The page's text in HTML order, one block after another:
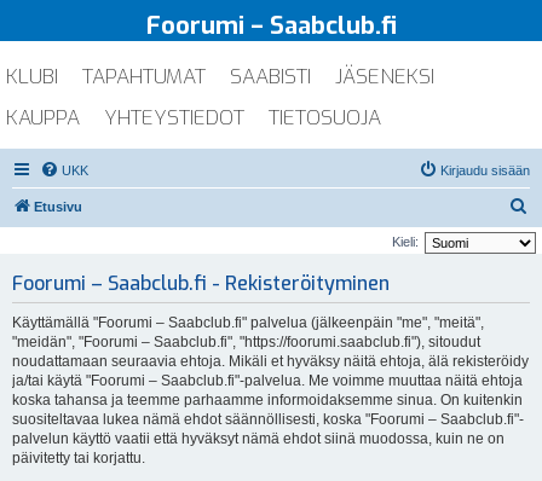
Foorumi – Saabclub.fi
KLUBI TAPAHTUMAT SAABISTI
JÄSENEKSI
KAUPPA
YHTEYSTIEDOT TIETOSUOJA
UKK Kirjaudu sisään
Etusivu
t
Kieli:
Foorumi – Saabclub.fi - Rekisteröityminen
Käyttämällä "Foorumi – Saabclub.fi" palvelua (jälkeenpäin "me", "meitä",
"meidän", "Foorumi – Saabclub.fi", "https://foorumi.saabclub.fi"), sitoudut
noudattamaan seuraavia ehtoja. Mikäli et hyväksy näitä ehtoja, älä rekisteröidy
ja/tai käytä "Foorumi – Saabclub.fi"-palvelua. Me voimme muuttaa näitä ehtoja
koska tahansa ja teemme parhaamme informoidaksemme sinua. On kuitenkin
suositeltavaa lukea nämä ehdot säännöllisesti, koska "Foorumi – Saabclub.fi"-
palvelun käyttö vaatii että hyväksyt nämä ehdot siinä muodossa, kuin ne on
päivitetty tai korjattu.